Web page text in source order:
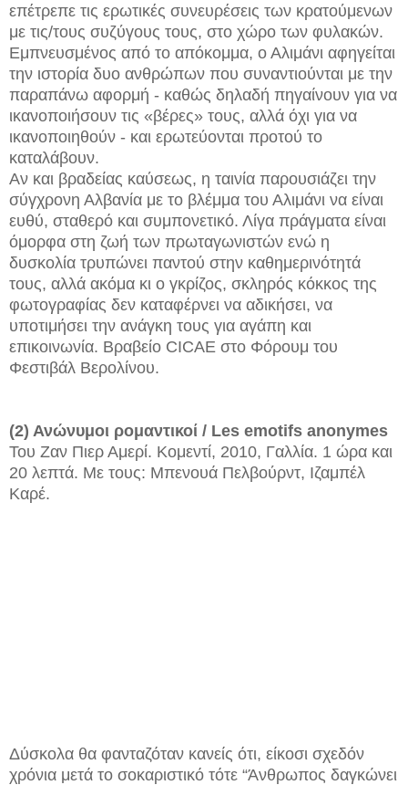
επέτρεπε τις ερωτικές συνευρέσεις των κρατούμενων
με τις/τους συζύγους τους, στο χώρο των φυλακών.
Εμπνευσμένος από το απόκομμα, ο Αλιμάνι αφηγείται
την ιστορία δυο ανθρώπων που συναντιούνται με την
παραπάνω αφορμή - καθώς δηλαδή πηγαίνουν για να
ικανοποιήσουν τις «βέρες» τους, αλλά όχι για να
ικανοποιηθούν - και ερωτεύονται προτού το
καταλάβουν.
Αν και βραδείας καύσεως, η ταινία παρουσιάζει την
σύγχρονη Αλβανία με το βλέμμα του Αλιμάνι να είναι
ευθύ, σταθερό και συμπονετικό. Λίγα πράγματα είναι
όμορφα στη ζωή των πρωταγωνιστών ενώ η
δυσκολία τρυπώνει παντού στην καθημερινότητά
τους, αλλά ακόμα κι ο γκρίζος, σκληρός κόκκος της
φωτογραφίας δεν καταφέρνει να αδικήσει, να
υποτιμήσει την ανάγκη τους για αγάπη και
επικοινωνία. Βραβείο CICAE στο Φόρουμ του
Φεστιβάλ Βερολίνου.
(2) Ανώνυμοι ρομαντικοί / Les emotifs anonymes
Του Ζαν Πιερ Αμερί. Κομεντί, 2010, Γαλλία. 1 ώρα και
20 λεπτά. Με τους: Μπενουά Πελβούρντ, Ιζαμπέλ
Καρέ.
Δύσκολα θα φανταζόταν κανείς ότι, είκοσι σχεδόν
χρόνια μετά το σοκαριστικό τότε “Άνθρωπος δαγκώνει